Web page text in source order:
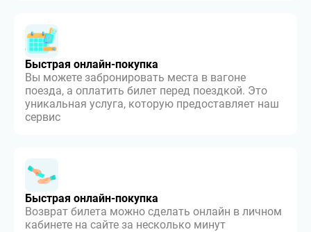
Быстрая онлайн-покупка
Вы можете забронировать места в вагоне
поезда, а оплатить билет перед поездкой. Это
уникальная услуга, которую предоставляет наш
сервис
Быстрая онлайн-покупка
Возврат билета можно сделать онлайн в личном
кабинете на сайте за несколько минут